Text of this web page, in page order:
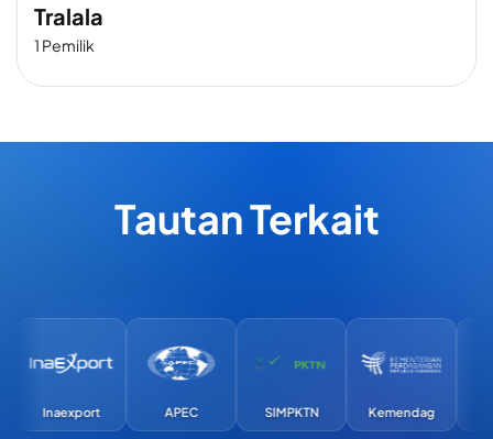
Tralala
1 Pemilik
Tautan Terkait
Inaexport APEC SIMPKTN Kemendag